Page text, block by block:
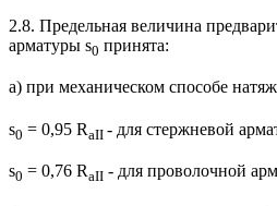
2.8. Предельная величина
арматуры s0 принята:
а) при механическом способе
s0 = 0,95 RаII - для стержневой
s0 = 0,76 RаII - для проволочной